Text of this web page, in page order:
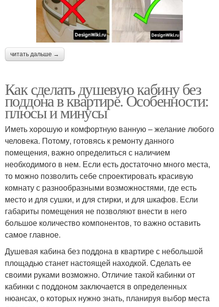
читать дальше →
Как сделать душевую кабину без
поддона в квартире. Особенности:
плюсы и минусы
Иметь хорошую и комфортную ванную – желание любого
человека. Потому, готовясь к ремонту данного
помещения, важно определиться с наличием
необходимого в нем. Если есть достаточно много места,
то можно позволить себе спроектировать красивую
комнату с разнообразными возможностями, где есть
место и для сушки, и для стирки, и для шкафов. Если
габариты помещения не позволяют внести в него
большое количество компонентов, то важно оставить
самое главное.
Душевая кабина без поддона в квартире с небольшой
площадью станет настоящей находкой. Сделать ее
своими руками возможно. Отличие такой кабинки от
кабинки с поддоном заключается в определенных
нюансах, о которых нужно знать, планируя выбор места